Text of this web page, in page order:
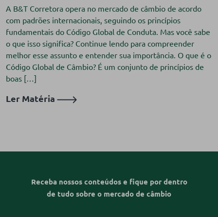
A B&T Corretora opera no mercado de câmbio de acordo
com padrões internacionais, seguindo os princípios
fundamentais do Código Global de Conduta. Mas você sabe
o que isso significa? Continue lendo para compreender
melhor esse assunto e entender sua importância. O que é o
Código Global de Câmbio? É um conjunto de princípios de
boas […]
Ler Matéria
Receba nossos conteúdos e fique por dentro
de tudo sobre o mercado de câmbio